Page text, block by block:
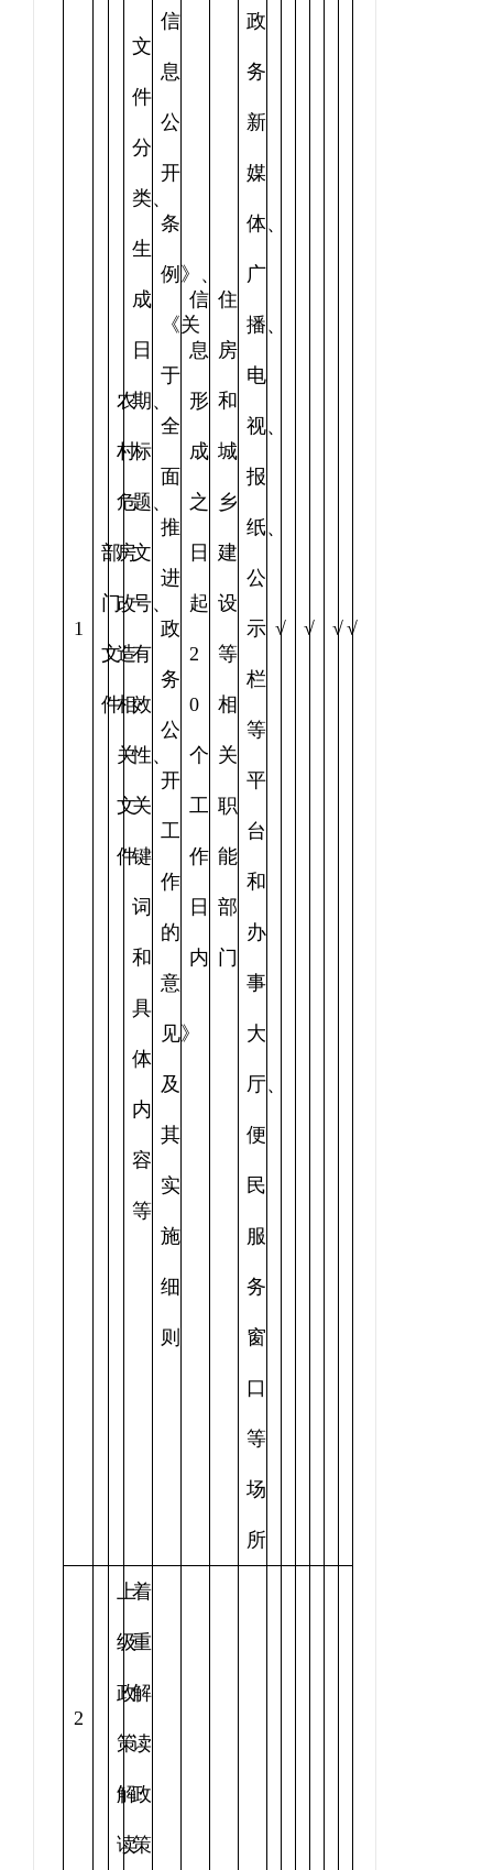
1
部
门
文
件
农
村
危
房
改
造
相
关
文
件
文
件
分
类、
生
成
日
期、
标
题、
文
号、
有
效
性、
关
键
词
和
具
体
内
容
等
信
息
公
开
条
例》、
《关
于
全
面
推
进
政
务
公
开
工
作
的
意
见》
及
其
实
施
细
则
信
息
形
成
之
日
起
2
0
个
工
作
日
内
住
房
和
城
乡
建
设
等
相
关
职
能
部
门
政
务
新
媒
体、
广
播、
电
视、
报
纸、
公
示
栏
等
平
台
和
办
事
大
厅、
便
民
服
务
窗
口
等
场
所
√ √ √√
2
上
级
政
策
解
读
着
重
解
读
政
策